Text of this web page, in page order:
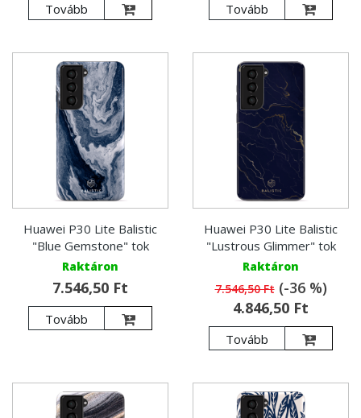
Tovább Tovább
Huawei P30 Lite Balistic
"Blue Gemstone" tok
Raktáron
7.546,50 Ft
Tovább
Huawei P30 Lite Balistic
"Lustrous Glimmer" tok
Raktáron
7.546,50 Ft(-36 %)
4.846,50 Ft
Tovább